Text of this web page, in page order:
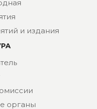
и издания
органы